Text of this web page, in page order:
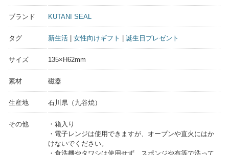
ブランド KUTANI SEAL
タグ 新生活 女性向けギフト 誕生日プレゼント
サイズ 135×H62mm
素材 磁器
生産地 石川県（九谷焼）
その他
・箱入り
・電子レンジは使用できますが、オーブンや直火にはか
けないでください。
・食洗機やタワシは使用せず、スポンジや布等で洗って